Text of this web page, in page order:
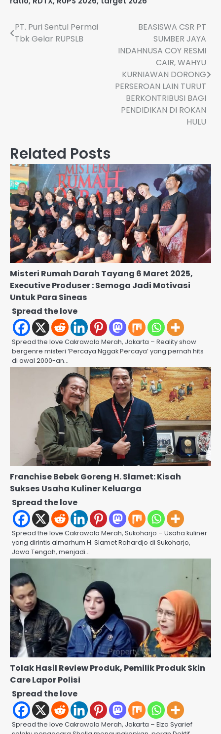
Navigasi
PT. Puri Sentul Permai
Tbk Gelar RUPSLB
BEASISWA CSR PT
SUMBER JAYA
INDAHNUSA COY RESMI
CAIR, WAHYU
KURNIAWAN DORONG
PERSEROAN LAIN TURUT
BERKONTRIBUSI BAGI
PENDIDIKAN DI ROKAN
HULU
Related Posts
Misteri Rumah Darah Tayang 6 Maret 2025,
Executive Produser : Semoga Jadi Motivasi
Untuk Para Sineas
Spread the love
Spread the love Cakrawala Merah, Jakarta – Reality show
bergenre misteri ‘Percaya Nggak Percaya’ yang pernah hits
di awal 2000-an…
Franchise Bebek Goreng H. Slamet: Kisah
Sukses Usaha Kuliner Keluarga
Spread the love
Spread the love Cakrawala Merah, Sukoharjo – Usaha kuliner
yang dirintis almarhum H. Slamet Rahardjo di Sukoharjo,
Jawa Tengah, menjadi…
Tolak Hasil Review Produk, Pemilik Produk Skin
Care Lapor Polisi
Spread the love
Spread the love Cakrawala Merah, Jakarta – Elza Syarief